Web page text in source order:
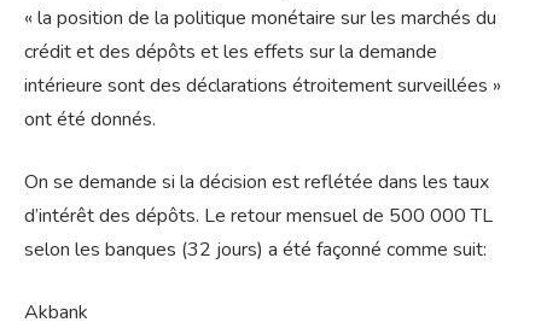
« la position de la politique monétaire sur les marchés du
crédit et des dépôts et les effets sur la demande
intérieure sont des déclarations étroitement surveillées »
ont été donnés.
On se demande si la décision est reflétée dans les taux
d’intérêt des dépôts. Le retour mensuel de 500 000 TL
selon les banques (32 jours) a été façonné comme suit:
Akbank